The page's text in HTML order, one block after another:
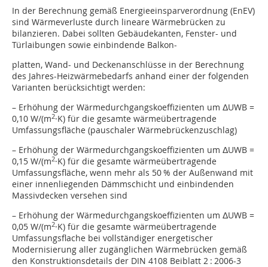
In der Berechnung gemäß Energieeinsparverordnung (EnEV)
sind Wärmeverluste durch lineare Wärmebrücken zu
bilanzieren. Dabei sollten Gebäudekanten, Fenster- und
Türlaibungen sowie einbindende Balkon-
platten, Wand- und Deckenanschlüsse in der Berechnung
des Jahres-Heizwärmebedarfs anhand einer der folgenden
Varianten berücksichtigt werden:
– Erhöhung der Wärmedurchgangskoeffizienten um ΔUWB =
0,10 W/(m2·K) für die gesamte wärmeübertragende
Umfassungsfläche (pauschaler Wärmebrückenzuschlag)
– Erhöhung der Wärmedurchgangskoeffizienten um ΔUWB =
0,15 W/(m2·K) für die gesamte wärmeübertragende
Umfassungsfläche, wenn mehr als 50 % der Außenwand mit
einer innenliegenden Dämmschicht und einbindenden
Massivdecken versehen sind
– Erhöhung der Wärmedurchgangskoeffizienten um ΔUWB =
0,05 W/(m2·K) für die gesamte wärmeübertragende
Umfassungsflache bei vollständiger energetischer
Modernisierung aller zugänglichen Wärmebrücken gemäß
den Konstruktionsdetails der DIN 4108 Beiblatt 2 : 2006-3